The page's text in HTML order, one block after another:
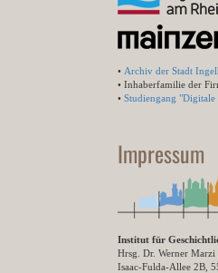
• Archiv der Stadt
• Inhaberfamilie der
• Studiengang
Impressum
Institut für
Hrsg. Dr. Werner Marzi
Isaac-Fulda-Allee 2B,